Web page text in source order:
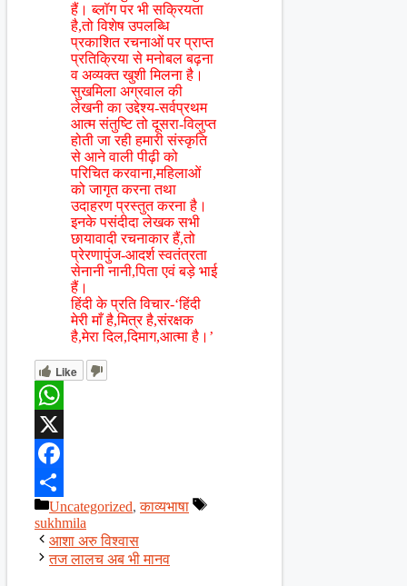
हैं। ब्लॉग पर भी सक्रियता
है,तो विशेष उपलब्धि
प्रकाशित रचनाओं पर प्राप्त
प्रतिक्रिया से मनोबल बढ़ना
व अव्यक्त खुशी मिलना है।
सुखमिला अग्रवाल की
लेखनी का उद्देश्य-सर्वप्रथम
आत्म संतुष्टि तो दूसरा-विलुप्त
होती जा रही हमारी संस्कृति
से आने वाली पीढ़ी को
परिचित करवाना,महिलाओं
को जागृत करना तथा
उदाहरण प्रस्तुत करना है।
इनके पसंदीदा लेखक सभी
छायावादी रचनाकार हैं,तो
प्रेरणापुंज-आदर्श स्वतंत्रता
सेनानी नानी,पिता एवं बड़े भाई
हैं।
हिंदी के प्रति विचार-‘हिंदी
मेरी माँ है,मित्र है,संरक्षक
है,मेरा दिल,दिमाग,आत्मा है।’
Like
WhatsApp
X
Facebook
Share
Categories
Uncategorized,काव्यभाषा
Tags
sukhmila
आशा अरु विश्वास
तज लालच अब भी मानव